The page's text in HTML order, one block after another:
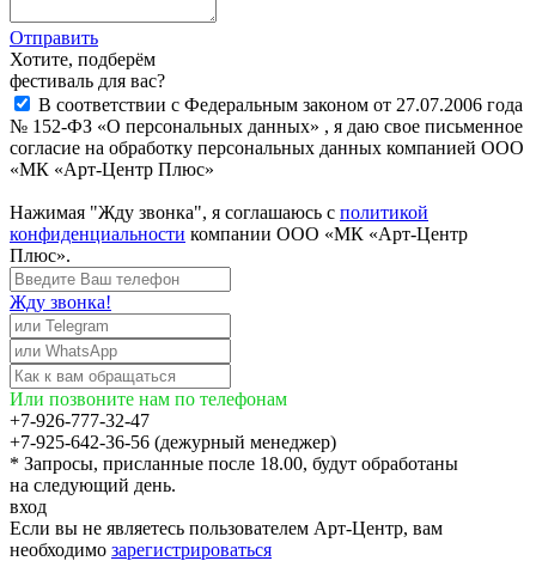
Отправить
Хотите, подберём
фестиваль для вас?
В соответствии с Федеральным законом от 27.07.2006 года
№ 152-ФЗ «О персональных данных» , я даю свое письменное
согласие на обработку персональных данных компанией ООО
«МК «Арт-Центр Плюс»
Нажимая "Жду звонка", я соглашаюсь с политикой
конфиденциальности компании ООО «МК «Арт-Центр
Плюс».
Жду звонка!
Или позвоните нам по телефонам
+7-926-777-32-47
+7-925-642-36-56 (дежурный менеджер)
* Запросы, присланные после 18.00, будут обработаны
на следующий день.
вход
Если вы не являетесь пользователем Арт-Центр, вам
необходимо зарегистрироваться